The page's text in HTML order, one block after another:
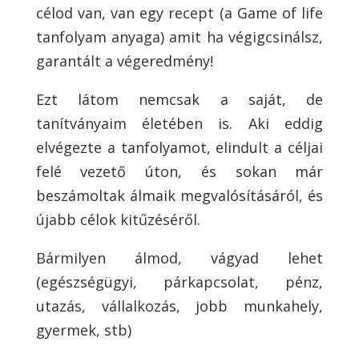
célod van, van egy recept (a Game of life
tanfolyam anyaga) amit ha végigcsinálsz,
garantált a végeredmény!
Ezt látom nemcsak a saját, de
tanítványaim életében is. Aki eddig
elvégezte a tanfolyamot, elindult a céljai
felé vezető úton, és sokan már
beszámoltak álmaik megvalósításáról, és
újabb célok kitűzéséről.
Bármilyen álmod, vágyad lehet
(egészségügyi, párkapcsolat, pénz,
utazás, vállalkozás, jobb munkahely,
gyermek, stb)